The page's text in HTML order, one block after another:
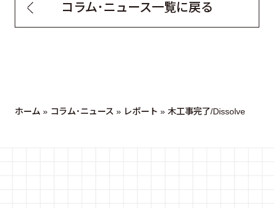
コラム・ニュース一覧に戻る
ホーム» コラム・ニュース » レポート » 木工事完了/Dissolve